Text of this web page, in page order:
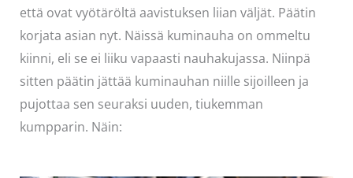
että ovat vyötäröltä aavistuksen liian väljät. Päätin
korjata asian nyt. Näissä kuminauha on ommeltu
kiinni, eli se ei liiku vapaasti nauhakujassa. Niinpä
sitten päätin jättää kuminauhan niille sijoilleen ja
pujottaa sen seuraksi uuden, tiukemman
kumpparin. Näin: